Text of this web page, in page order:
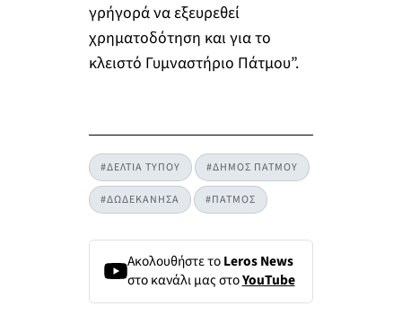
γρήγορά να εξευρεθεί
χρηματοδότηση και για το
κλειστό Γυμναστήριο Πάτμου”.
#ΔΕΛΤΙΑ ΤΥΠΟΥ #ΔΗΜΟΣ ΠΑΤΜΟΥ
#ΔΩΔΕΚΑΝΗΣΑ #ΠΑΤΜΟΣ
Ακολουθήστε τοLeros News
στο κανάλι μας στοYouTube